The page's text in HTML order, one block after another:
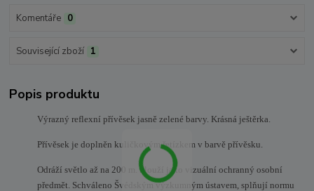
Komentáře 0
Související zboží 1
Popis produktu
Výrazný reflexní přívěsek jasně zelené barvy. Krásná ještěrka.
Přívěsek je doplněn kuličkovým řetízkem v barvě přívěsku.
Odráží světlo až na 200 m. Slouží jako vizuální ochranný osobní
předmět. Schváleno Švédským výzkumným ústavem, splňují normu